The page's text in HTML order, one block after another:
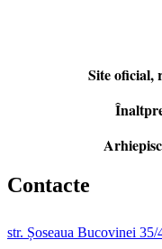
Site oficial,
Contacte
str. Șoseaua Bucovinei